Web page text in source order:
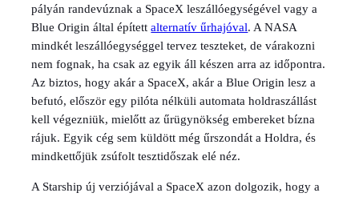
pályán randevúznak a SpaceX leszállóegységével vagy a
Blue Origin által építettalternatív űrhajóval. A NASA
mindkét leszállóegységgel tervez teszteket, de várakozni
nem fognak, ha csak az egyik áll készen arra az időpontra.
Az biztos, hogy akár a SpaceX, akár a Blue Origin lesz a
befutó, először egy pilóta nélküli automata holdraszállást
kell végezniük, mielőtt az űrügynökség embereket bízna
rájuk. Egyik cég sem küldött még űrszondát a Holdra, és
mindkettőjük zsúfolt tesztidőszak elé néz.
A Starship új verziójával a SpaceX azon dolgozik, hogy a